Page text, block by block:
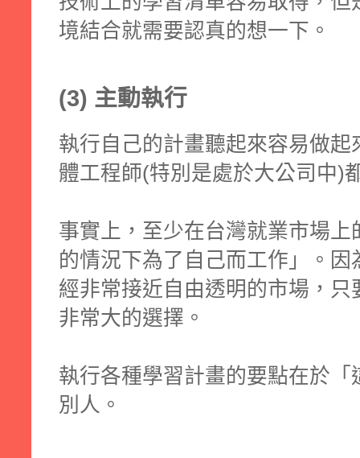
境結合就需要認真的想一下。
(3) 主動執行
執行自己的計畫聽起來容易做
體工程師(特別是處於大公司中)
事實上，至少在台灣就業市場
的情況下為了自己而工作」
。
經非常接近自由透明的市場，
非常大的選擇。
執行各種學習計畫的要點在於
別人。